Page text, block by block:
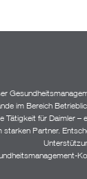
im Bereich
Tätigkeit für Daimler
starken Partner.